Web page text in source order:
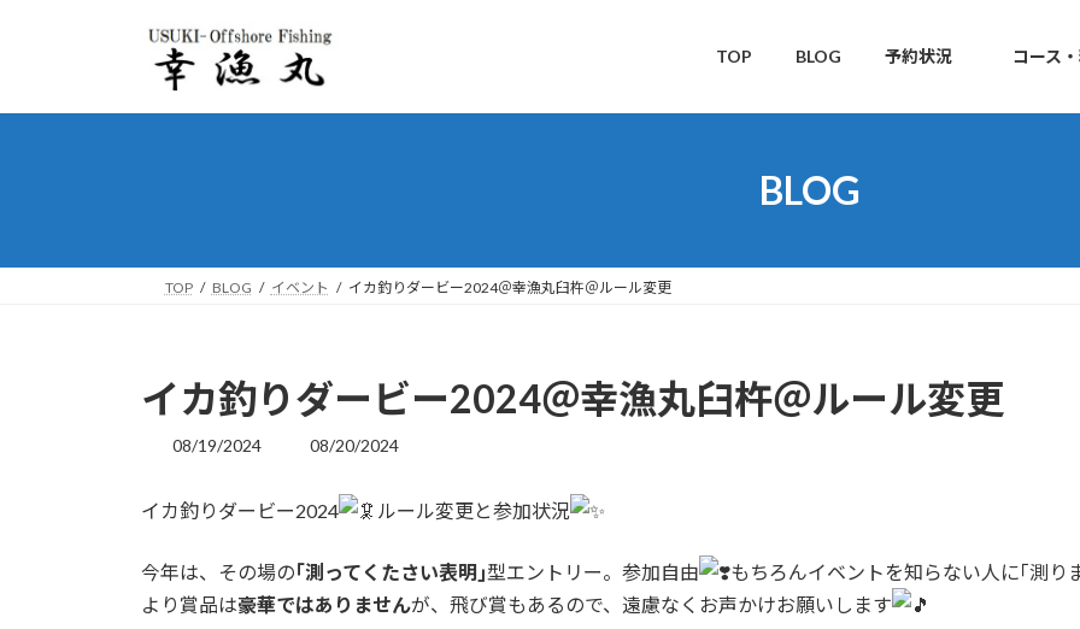
プ
動
TOP BLOG 予約状況 コース
BLOG
TOP BLOG イベント イカ釣りダービー2024＠幸漁丸臼杵＠ルール変更
イカ釣りダービー2024＠幸漁丸臼杵＠ルール変更
08/19/2024
最
新
時
08/20/2024
イカ釣りダービー2024 ルール変更と参加状況
今年は、その場の｢測ってくたさい表明｣型エントリー。参加自由
もちろんイベントを知らない人に｢測り
より賞品は豪華ではありませんが、飛び賞もあるので、遠慮なくお声かけお願いします